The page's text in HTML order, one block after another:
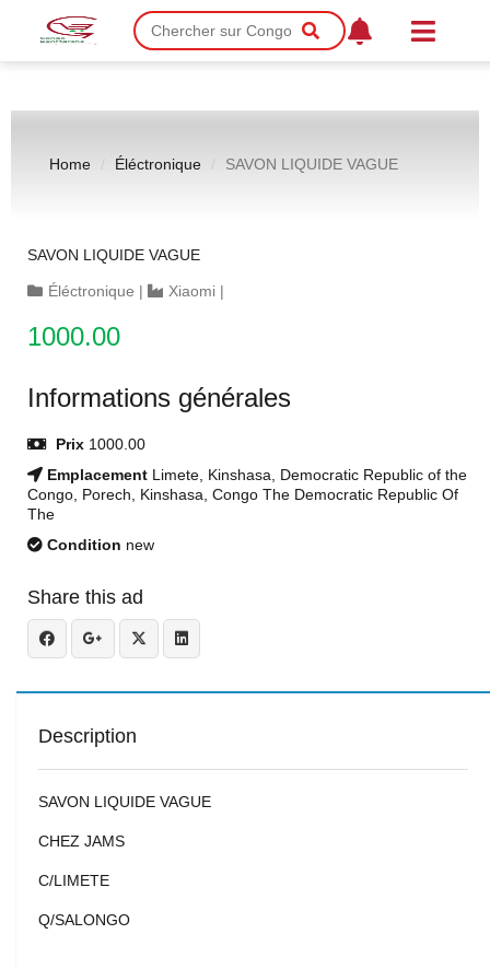
Home Éléctronique SAVON LIQUIDE VAGUE
SAVON LIQUIDE VAGUE
Éléctronique | Xiaomi |
1000.00
Informations générales
Prix 1000.00
Emplacement Limete, Kinshasa, Democratic Republic of the
Congo, Porech, Kinshasa, Congo The Democratic Republic Of
The
Condition new
Share this ad
Description
SAVON LIQUIDE VAGUE
CHEZ JAMS
C/LIMETE
Q/SALONGO